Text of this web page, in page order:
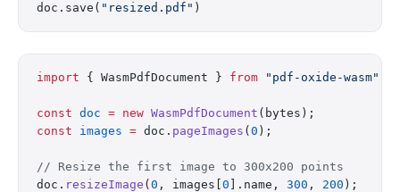
doc.save( "resized.pdf" )
import { WasmPdfDocument } from "pdf-oxide-wasm"
const doc = new WasmPdfDocument (bytes);
const images = doc. pageImages ( 0 );
// Resize the first image to 300x200 points
doc. resizeImage ( 0 , images[ 0 ].name, 300 , 200 );